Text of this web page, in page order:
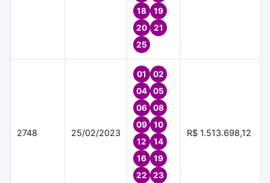
18
19
20
21
25
2748 25/02/2023
01
02
04
05
06
08
09
10
12
14
16
19
22
23
R$ 1.513.698,12